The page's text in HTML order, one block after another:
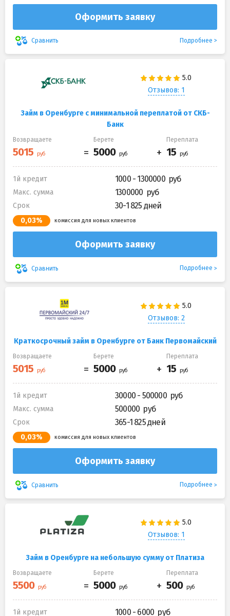
Оформить заявку
Сравнить Подробнее
Отзывов: 1
Займ в Оренбурге с минимальной переплатой от СКБ-
Банк
Возвращаете Берете Переплата
1й кредит 1000 - 1300000
Макс. сумма 1300000
Срок 30-1 825 дней
0,03% комиссия для новых клиентов
Оформить заявку
Сравнить Подробнее
Отзывов: 2
Краткосрочный займ в Оренбурге от Банк Первомайский
Возвращаете Берете Переплата
1й кредит 30000 - 500000
Макс. сумма 500000
Срок 365-1 825 дней
0,03% комиссия для новых клиентов
Оформить заявку
Сравнить Подробнее
Отзывов: 1
Займ в Оренбурге на небольшую сумму от Платиза
Возвращаете Берете Переплата
1й кредит 1000 - 6000